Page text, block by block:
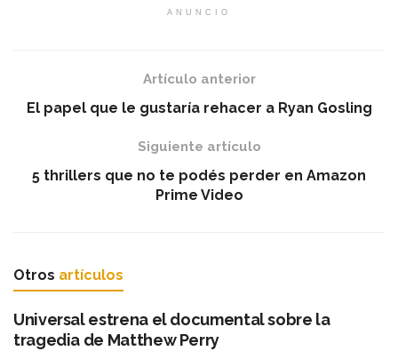
ANUNCIO
Artículo anterior
El papel que le gustaría rehacer a Ryan Gosling
Siguiente artículo
5 thrillers que no te podés perder en Amazon
Prime Video
Otros artículos
Universal estrena el documental sobre la
tragedia de Matthew Perry